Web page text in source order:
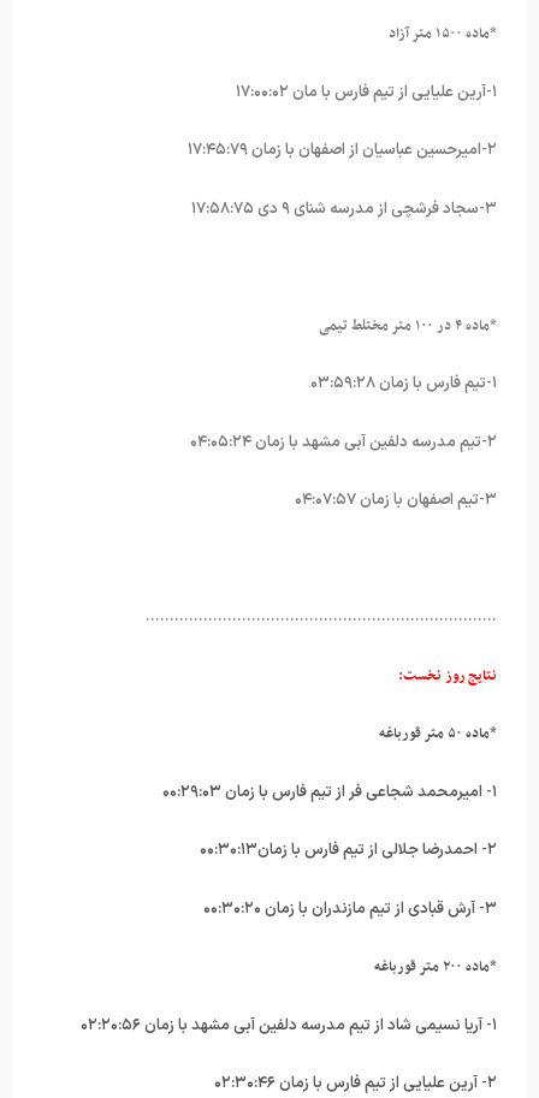
*ماده ۱۵۰۰ متر آزاد
۲-امیرحسین عباسیان از اصفهان با زمان ۱۷:۴۵:۷۹
۳-سجاد فرشچی از مدرسه شنای ۹ دی ۱۷:۵۸:۷۵
*ماده ۴ در ۱۰۰ متر مختلط تیمی
۲-تیم مدرسه دلفین آبی مشهد با زمان ۰۴:۰۵:۲۴
۳-تیم اصفهان با زمان ۰۴:۰۷:۵۷
……………………………………………………………….
نتایج روز نخست:
*ماده ۵۰ متر قورباغه
۲- احمدرضا جلالی از تیم فارس با زمان۰۰:۳۰:۱۳
۳- آرش قبادی از تیم مازندران با زمان ۰۰:۳۰:۲۰
*ماده ۲۰۰ متر قورباغه
۲- آرین علیایی از تیم فارس با زمان ۰۲:۳۰:۴۶